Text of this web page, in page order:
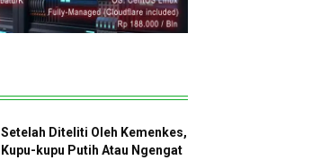
Setelah Diteliti Oleh Kemenkes,
Kupu-kupu Putih Atau Ngengat